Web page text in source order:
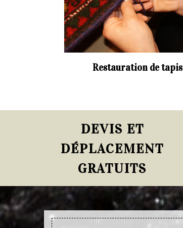
Restauration de tapis
DEVIS ET
DÉPLACEMENT
GRATUITS